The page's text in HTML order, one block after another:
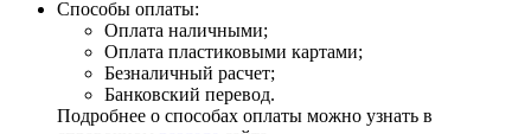
Способы оплаты:
Оплата наличными;
Оплата пластиковыми картами;
Безналичный расчет;
Банковский перевод.
Подробнее о способах оплаты можно узнать в